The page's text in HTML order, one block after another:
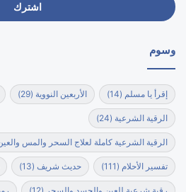
الإلكتروني
وسوم
إقرأ يا مسلم (14) الأربعين النووية (29)
الرقية الشرعية (24)
الرقية الشرعية كاملة لعلاج السحر والمس
تفسير الأحلام (111) حديث شريف (13)